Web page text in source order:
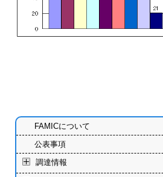
FAMICについて
公表事項
調達情報